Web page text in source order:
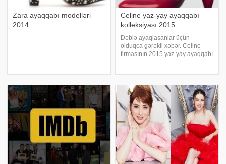
Zara ayaqqabı modelləri
2014
Celine yaz-yay ayaqqabı
kolleksiyası 2015
Dəblə ayaqlaşanlar üçün
olduqca gərəkli xəbər. Celine
firmasının 2015 yaz-yay ayaqqabı